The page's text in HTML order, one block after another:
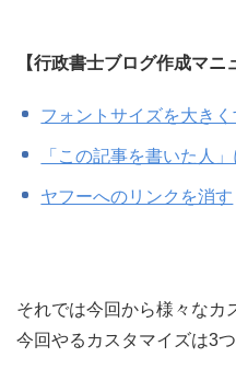
行政書士試験
【行政書士ブログ作成マ
フォントサイズを大きく
「この記事を書いた人
ヤフーへのリンクを消す
それでは今回から様々なカ
今回やるカスタマイズは3つ